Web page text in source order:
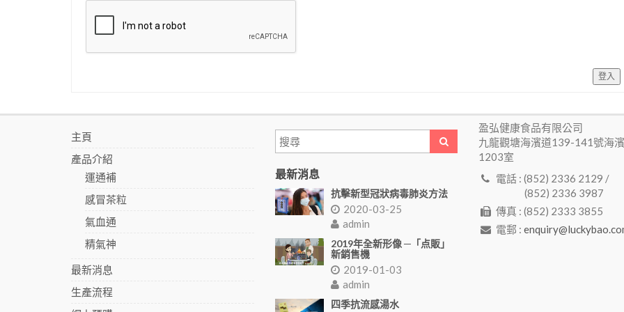
登入
主頁
產品介紹
運通補
感冒茶粒
氣血通
精氣神
最新消息
生產流程
最新消息
抗擊新型冠狀病毒肺炎方法
2020-03-25
admin
2019年全新形像 ─「点販」
新銷售機
2019-01-03
admin
四季抗流感湯水
盈弘健康食品有限公司
九龍觀塘海濱道139-141號海
1203室
電話 : (852) 2336 2129 /
(852) 2336 3987
傳真 : (852) 2333 3855
電郵 :